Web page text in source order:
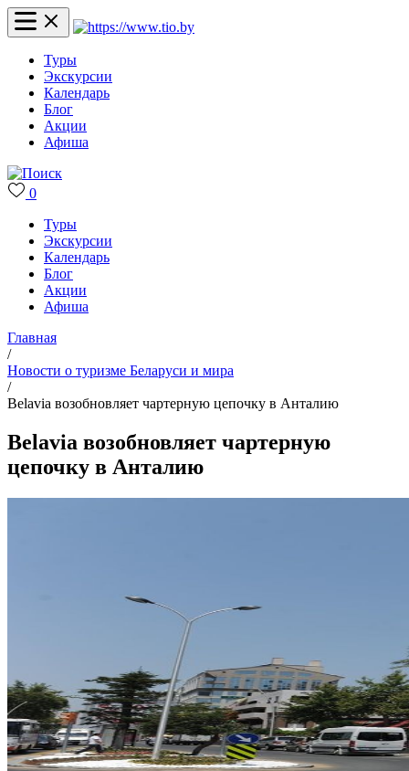
Туры
Экскурсии
Календарь
Блог
Акции
Афиша
0
Туры
Экскурсии
Календарь
Блог
Акции
Афиша
Главная
/
Новости о туризме Беларуси и мира
/
Belavia возобновляет чартерную цепочку в Анталию
Belavia возобновляет чартерную
цепочку в Анталию